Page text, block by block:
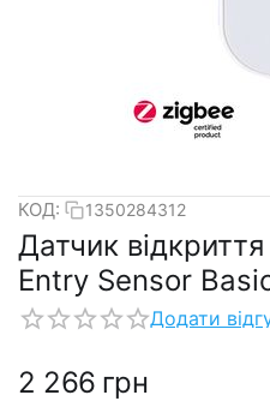
КОД: 1350284312
Датчик
Entry Sensor
Додати
2 266 грн